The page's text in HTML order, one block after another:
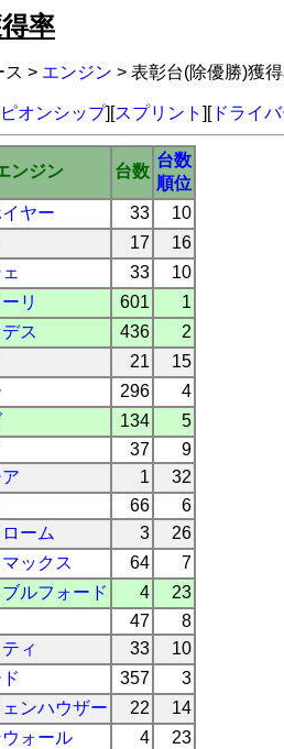
率
ス > エンジン > 表彰台(除優勝)獲
オンシップ][スプリント ][ドライ
ンジン 台数
台数
順位
ヤー 33
10
17
16
33
10
リ 601
1
ス 436
2
21
15
296
4
134
5
37
9
1
32
66
6
ーム 3
26
ックス 64
7
ルフォード 4
23
47
8
ィ 33
10
357
3
ンハウザー 22
14
ォール 4
23